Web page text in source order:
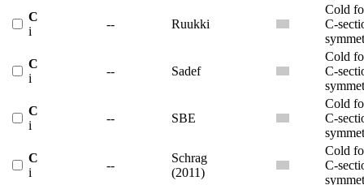
C
i
-- Ruukki
Cold
C-
C
i
-- Sadef
Cold
C-
C
i
-- SBE
Cold
C-
C
i
--
Schrag
(2011)
Cold
C-